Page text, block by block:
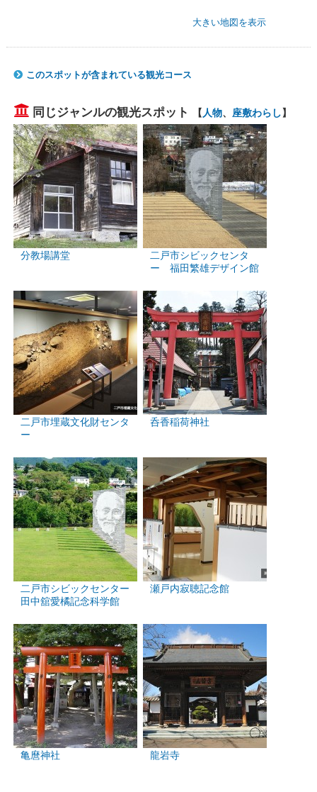
大きい地図を表示
このスポットが含まれている観光コース
同じジャンルの観光スポット 【 人物、 座敷わらし 】
分教場講堂
二戸市シビックセンタ
ー 福田繁雄デザイン館
二戸市埋蔵文化財センタ
ー
呑香稲荷神社
二戸市シビックセンター
田中舘愛橘記念科学館
瀬戸内寂聴記念館
亀麿神社 龍岩寺